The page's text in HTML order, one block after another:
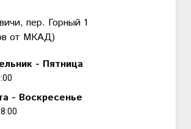
пер. Горный 1
от МКАД)
- Пятница
- Воскресенье